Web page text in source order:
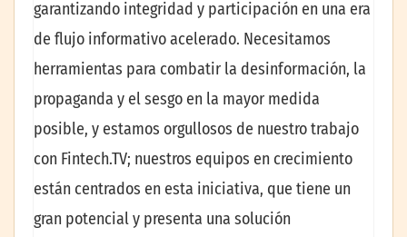
garantizando integridad y participación en una era
de flujo informativo acelerado. Necesitamos
herramientas para combatir la desinformación, la
propaganda y el sesgo en la mayor medida
posible, y estamos orgullosos de nuestro trabajo
con Fintech.TV; nuestros equipos en crecimiento
están centrados en esta iniciativa, que tiene un
gran potencial y presenta una solución